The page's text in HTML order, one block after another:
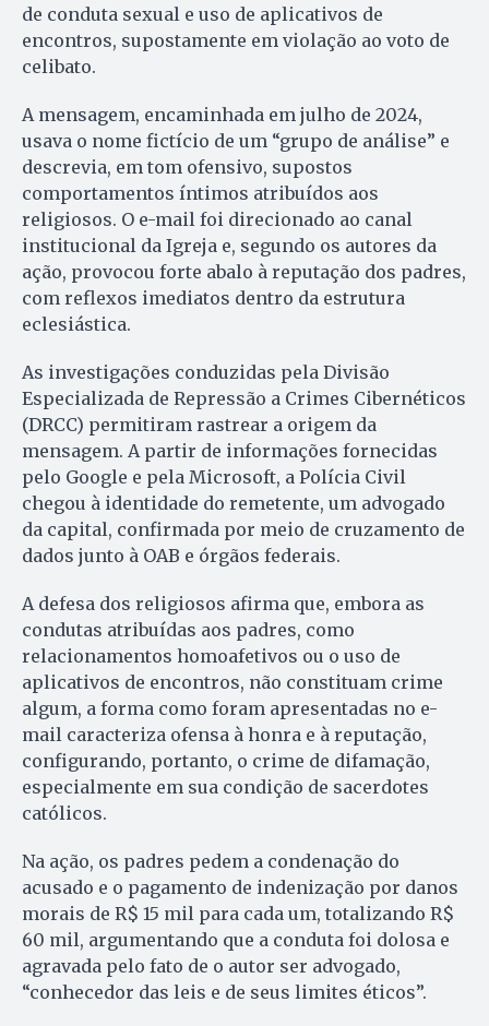
de conduta sexual e uso de aplicativos de
encontros, supostamente em violação ao voto de
celibato.
A mensagem, encaminhada em julho de 2024,
usava o nome fictício de um “grupo de análise” e
descrevia, em tom ofensivo, supostos
comportamentos íntimos atribuídos aos
religiosos. O e-mail foi direcionado ao canal
institucional da Igreja e, segundo os autores da
ação, provocou forte abalo à reputação dos padres,
com reflexos imediatos dentro da estrutura
eclesiástica.
As investigações conduzidas pela Divisão
Especializada de Repressão a Crimes Cibernéticos
(DRCC) permitiram rastrear a origem da
mensagem. A partir de informações fornecidas
pelo Google e pela Microsoft, a Polícia Civil
chegou à identidade do remetente, um advogado
da capital, confirmada por meio de cruzamento de
dados junto à OAB e órgãos federais.
A defesa dos religiosos afirma que, embora as
condutas atribuídas aos padres, como
relacionamentos homoafetivos ou o uso de
aplicativos de encontros, não constituam crime
algum, a forma como foram apresentadas no e-
mail caracteriza ofensa à honra e à reputação,
configurando, portanto, o crime de difamação,
especialmente em sua condição de sacerdotes
católicos.
Na ação, os padres pedem a condenação do
acusado e o pagamento de indenização por danos
morais de R$ 15 mil para cada um, totalizando R$
60 mil, argumentando que a conduta foi dolosa e
agravada pelo fato de o autor ser advogado,
“conhecedor das leis e de seus limites éticos”.